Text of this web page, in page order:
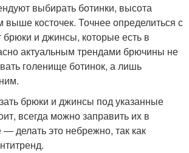
выбирать ботинки, высота
выше косточек. Точнее определиться с
и джинсы, которые есть в
актуальным трендами брючины не
голенище ботинок, а лишь
брюки и джинсы под указанные
всегда можно заправить их в
— делать это небрежно, так как